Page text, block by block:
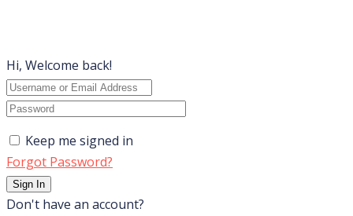
Hi, Welcome back!
Keep me signed in
Forgot Password?
Sign In
Don't have an account?